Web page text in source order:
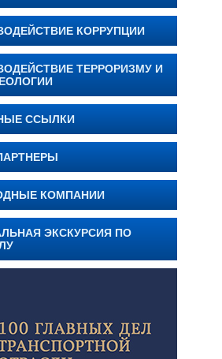
КОРРУПЦИИ
ТЕРРОРИЗМУ И
ССЫЛКИ
КОМПАНИИ
ЭКСКУРСИЯ ПО